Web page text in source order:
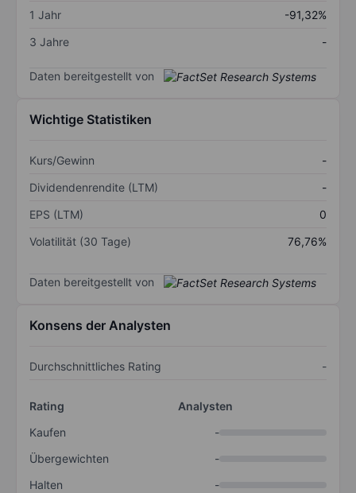
1 Jahr
-91,32%
3 Jahre
-
Daten bereitgestellt von
Wichtige Statistiken
Kurs/Gewinn
-
Dividendenrendite (LTM)
-
EPS (LTM)
0
Volatilität (30 Tage)
76,76%
Daten bereitgestellt von
Konsens der Analysten
Durchschnittliches Rating -
Rating
Analysten
Kaufen
-
Übergewichten
-
Halten
-